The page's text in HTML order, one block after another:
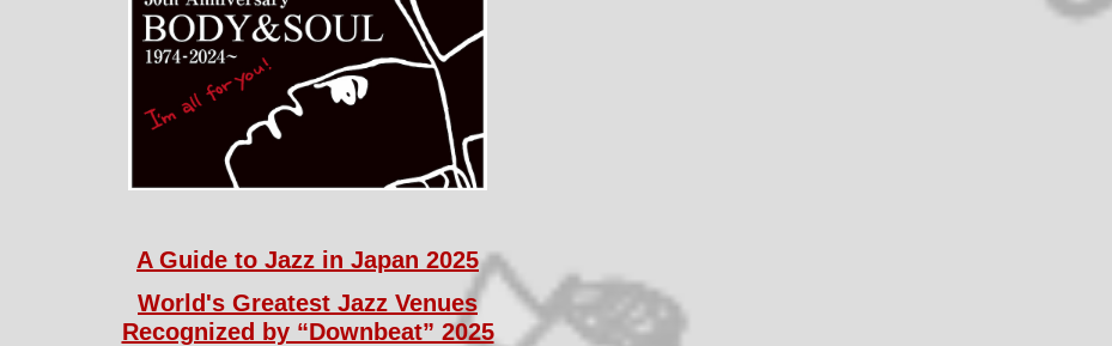
A Guide to Jazz in Japan 2025
World's Greatest Jazz Venues
Recognized by “Downbeat” 2025